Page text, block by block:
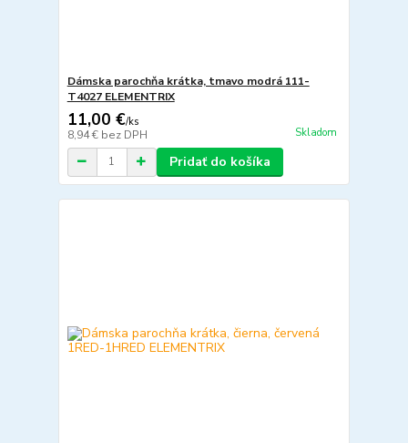
Dámska parochňa krátka, tmavo modrá 111-
T4027 ELEMENTRIX
11,00 €/ks
8,94 € bez DPH Skladom
Pridať do košíka